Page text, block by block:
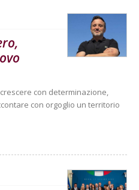
con determinazione,
con orgoglio un territorio